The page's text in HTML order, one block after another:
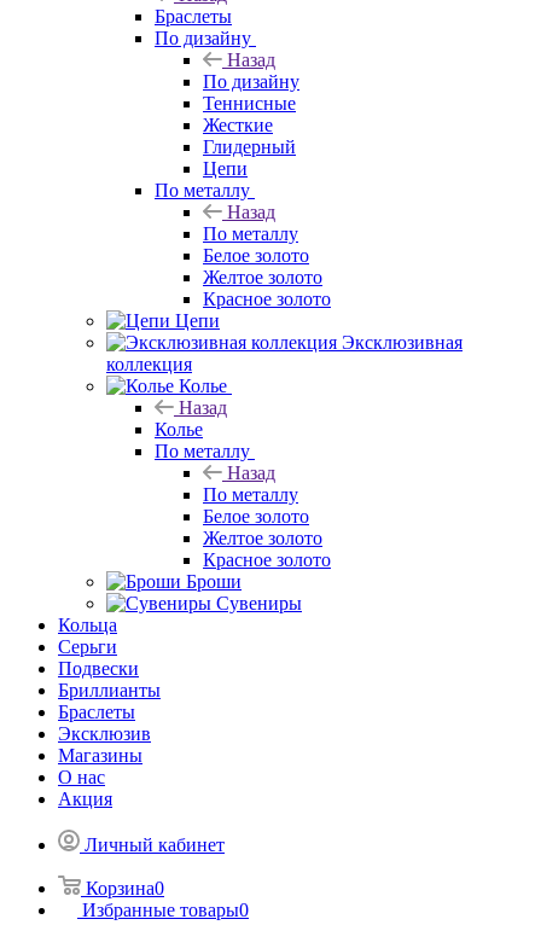
Браслеты
По дизайну
Назад
По дизайну
Теннисные
Жесткие
Глидерный
Цепи
По металлу
Назад
По металлу
Белое золото
Желтое золото
Красное золото
Цепи
Эксклюзивная
коллекция
Колье
Назад
Колье
По металлу
Назад
По металлу
Белое золото
Желтое золото
Красное золото
Броши
Сувениры
Кольца
Серьги
Подвески
Бриллианты
Браслеты
Эксклюзив
Магазины
О нас
Акция
Личный кабинет
Корзина0
Избранные товары0